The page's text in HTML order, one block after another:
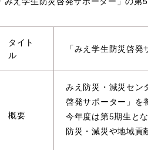
タイト
ル
「みえ学生防災啓
概要
みえ防災・減災セン
啓発サポーター」を
今年度は第5期生と
防災・減災や地域貢